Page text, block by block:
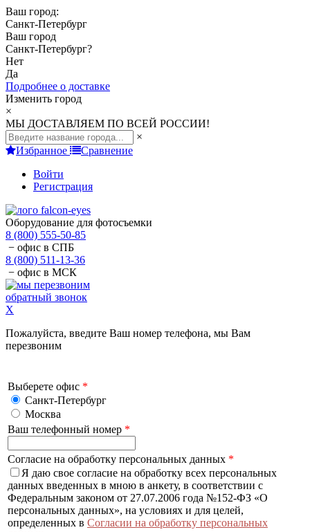
Ваш город:
Санкт-Петербург
Ваш город
Санкт-Петербург?
Нет
Да
Подробнее о доставке
Изменить город
×
МЫ ДОСТАВЛЯЕМ ПО ВСЕЙ РОССИИ!
×
Избранное
Сравнение
Войти
Регистрация
Оборудование для фотосъемки
8 (800) 555-50-85
− офис в СПБ
8 (800) 511-13-36
− офис в МСК
обратный звонок
X
Пожалуйста, введите Ваш номер телефона, мы Вам
перезвоним
Выберете офис *
Санкт-Петербург
Москва
Ваш телефонный номер *
Согласие на обработку персональных данных *
Я даю свое согласие на обработку всех персональных
данных введенных в мною в анкету, в соответствии с
Федеральным законом от 27.07.2006 года №152-ФЗ «О
персональных данных», на условиях и для целей,
определенных в Согласии на обработку персональных